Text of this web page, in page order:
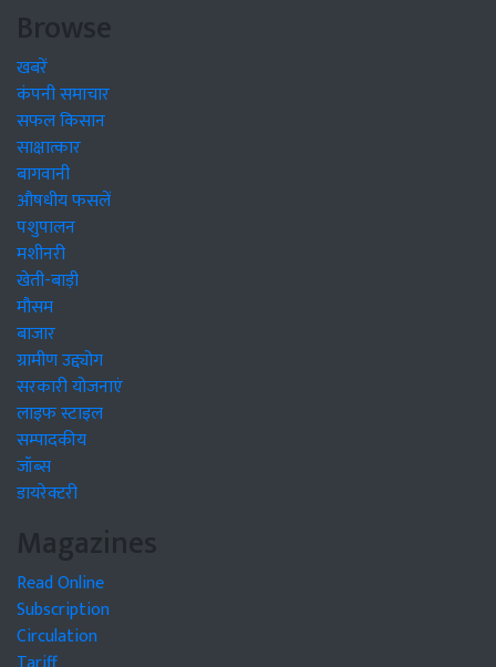
Browse
खबरें
कंपनी समाचार
सफल किसान
साक्षात्कार
बागवानी
औषधीय फसलें
पशुपालन
मशीनरी
खेती-बाड़ी
मौसम
बाजार
ग्रामीण उद्द्योग
सरकारी योजनाएं
लाइफ स्टाइल
सम्पादकीय
जॉब्स
डायरेक्टरी
Magazines
Read Online
Subscription
Circulation